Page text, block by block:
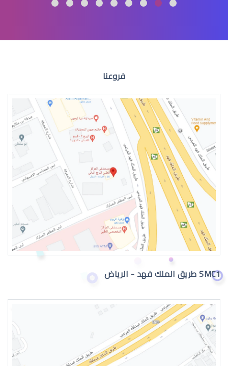
عمليات التجميل للعين
جراحة تجميل العيون
جراحة تجميل العيون بالرياض
فروعنا
SMC1 طريق الملك فهد - الرياض